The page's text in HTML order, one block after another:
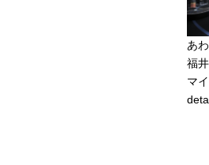
あ
福
マ